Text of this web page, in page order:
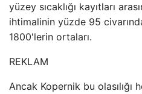
yüzey sıcaklığı kayıtları
ihtimalinin yüzde 95
1800'lerin ortaları.
REKLAM
Ancak Kopernik bu olasılığı